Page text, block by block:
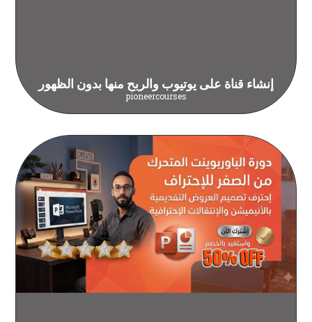
إنشاء قناة على يوتيوب والربح منها بدون الظهور
pioneercourses